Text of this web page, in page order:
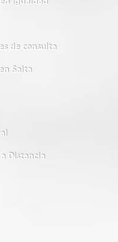
de consulta
Salta
Distancia